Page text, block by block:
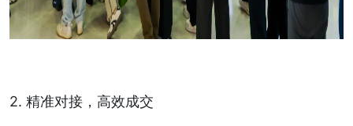
2. 精准对接，高效成交